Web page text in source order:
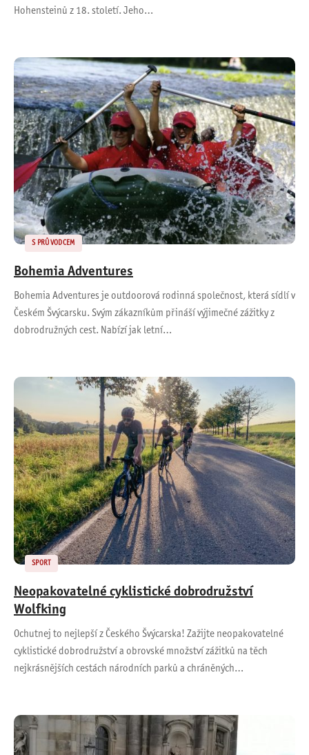
Hohensteinů z 18. století. Jeho…
S PRŮVODCEM
Bohemia Adventures
Bohemia Adventures je outdoorová rodinná společnost, která sídlí v
Českém Švýcarsku. Svým zákazníkům přináší výjimečné zážitky z
dobrodružných cest. Nabízí jak letní…
SPORT
Neopakovatelné cyklistické dobrodružství
Wolfking
Ochutnej to nejlepší z Českého Švýcarska! Zažijte neopakovatelné
cyklistické dobrodružství a obrovské množství zážitků na těch
nejkrásnějších cestách národních parků a chráněných…